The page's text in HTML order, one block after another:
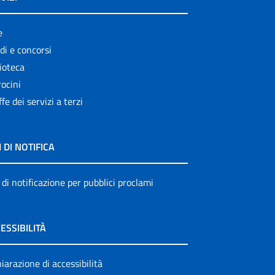
e concorsi
dei servizi a terzi
DI NOTIFICA
notificazione per pubblici proclami
di accessibilità